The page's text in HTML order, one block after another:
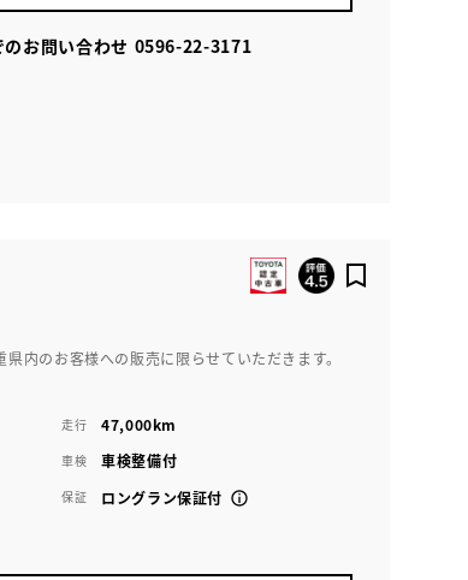
のお問い合わせ 0596-22-3171
内のお客様への販売に限らせていただきます。
走行 47,000km
車検 車検整備付
保証 ロングラン保証付